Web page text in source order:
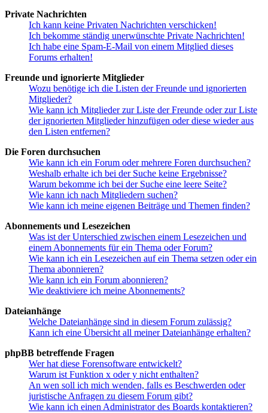
Private Nachrichten
Ich kann keine Privaten Nachrichten verschicken!
Ich bekomme ständig unerwünschte Private Nachrichten!
Ich habe eine Spam-E-Mail von einem Mitglied dieses
Forums erhalten!
Freunde und ignorierte Mitglieder
Wozu benötige ich die Listen der Freunde und ignorierten
Mitglieder?
Wie kann ich Mitglieder zur Liste der Freunde oder zur Liste
der ignorierten Mitglieder hinzufügen oder diese wieder aus
den Listen entfernen?
Die Foren durchsuchen
Wie kann ich ein Forum oder mehrere Foren durchsuchen?
Weshalb erhalte ich bei der Suche keine Ergebnisse?
Warum bekomme ich bei der Suche eine leere Seite?
Wie kann ich nach Mitgliedern suchen?
Wie kann ich meine eigenen Beiträge und Themen finden?
Abonnements und Lesezeichen
Was ist der Unterschied zwischen einem Lesezeichen und
einem Abonnements für ein Thema oder Forum?
Wie kann ich ein Lesezeichen auf ein Thema setzen oder ein
Thema abonnieren?
Wie kann ich ein Forum abonnieren?
Wie deaktiviere ich meine Abonnements?
Dateianhänge
Welche Dateianhänge sind in diesem Forum zulässig?
Kann ich eine Übersicht all meiner Dateianhänge erhalten?
phpBB betreffende Fragen
Wer hat diese Forensoftware entwickelt?
Warum ist Funktion x oder y nicht enthalten?
An wen soll ich mich wenden, falls es Beschwerden oder
juristische Anfragen zu diesem Forum gibt?
Wie kann ich einen Administrator des Boards kontaktieren?